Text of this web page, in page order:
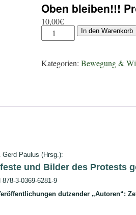
Oben bleiben!!!
10,00€
In den Warenkorb
Kategorien: Bewegung &
Paulus (Hrsg.):
und Bilder des Protests
3-0369-6281-9
dutzender „Autoren“: